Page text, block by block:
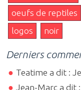
oeufs de reptiles
logos
noir
Derniers
Teatime a dit :
Jean-Marc a dit